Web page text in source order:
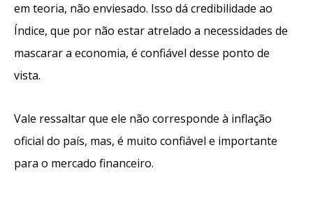
em teoria, não enviesado. Isso dá credibilidade ao
Índice, que por não estar atrelado a necessidades de
mascarar a economia, é confiável desse ponto de
vista.
Vale ressaltar que ele não corresponde à inflação
oficial do país, mas, é muito confiável e importante
para o mercado financeiro.